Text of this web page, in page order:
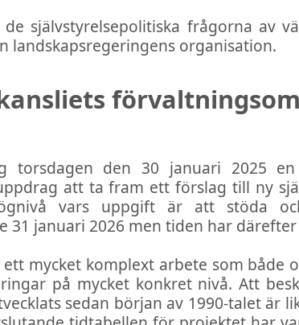
självstyrelsepolitiska frågorna av
landskapsregeringens organisation.
torsdagen den 30 januari 2025
att ta fram ett förslag till ny
vars uppgift är att stöda
31 januari 2026 men tiden har
mycket komplext arbete som
på mycket konkret nivå. Att
sedan början av 1990-talet är